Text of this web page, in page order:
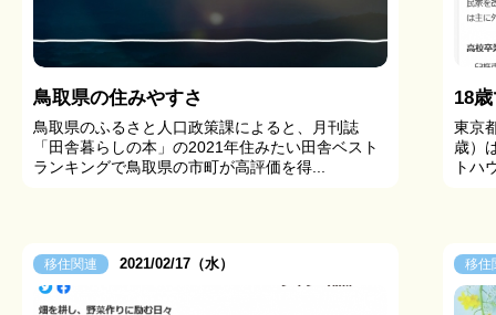
鳥取県の住みやすさ
鳥取県のふるさと人口政策課によると、月刊誌
「田舎暮らしの本」の2021年住みたい田舎ベスト
ランキングで鳥取県の市町が高評価を得...
18
東京
歳）
トハ
移住関連 2021/02/17（水） 移住